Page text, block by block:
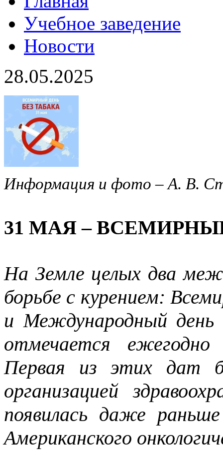
Учебное заведение
Новости
28.05.2025
Информация и фото – А. В.
31 МАЯ –
На Земле целых два
борьбе с курением:
и Международный
отмечается
Первая из этих дат
организацией
появилась даже
Американского